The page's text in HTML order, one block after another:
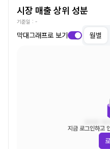
시장 매출 상위 성분
기준일 : -
막대그래프로 보기 월별
조회된 데
지금 로그인하고